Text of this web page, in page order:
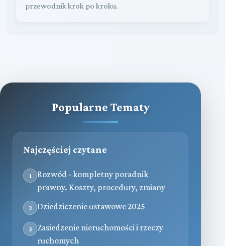
przewodnik krok po kroku.
Popularne Tematy
Najczęściej czytane
1
Rozwód - kompletny poradnik
prawny. Koszty, procedury, zmiany
2 Dziedziczenie ustawowe 2025
3
Zasiedzenie nieruchomości i rzeczy
ruchomych